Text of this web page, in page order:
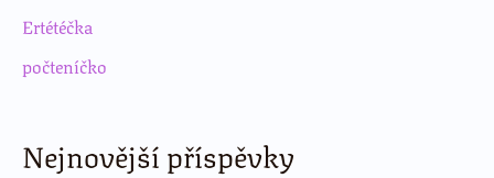
Ertétéčka
počteníčko
Nejnovější příspěvky